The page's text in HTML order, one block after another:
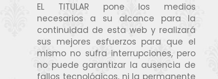
EL TITULAR pone los medios
necesarios a su alcance para la
continuidad de esta web y realizará
sus mejores esfuerzos para que el
mismo no sufra interrupciones, pero
no puede garantizar la ausencia de
fallos tecnológicos, ni la permanente